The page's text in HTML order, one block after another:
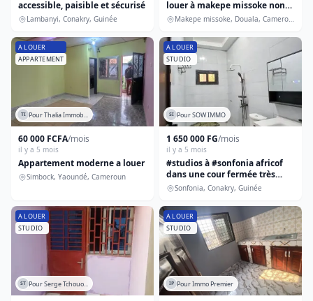
accessible, paisible et sécurisé
Lambanyi, Conakry, Guinée
louer à makepe missoke non
loin de bocom
Makepe missoke, Douala, Cameroun
A LOUER
APPARTEMENT
TI Pour Thalia Immob...
60 000 FCFA/mois
il y a 5 mois
Appartement moderne a louer
Simbock, Yaoundé, Cameroun
A LOUER
STUDIO
SI Pour SOW IMMO
1 650 000 FG/mois
il y a 5 mois
#studios à #sonfonia africof
dans une cour fermée très
accessible
Sonfonia, Conakry, Guinée
A LOUER
STUDIO
ST Pour Serge Tchouo...
A LOUER
STUDIO
IP Pour Immo Premier
Bureau
Meublés
Immeuble
Tous
Voir 564 résultat(s)